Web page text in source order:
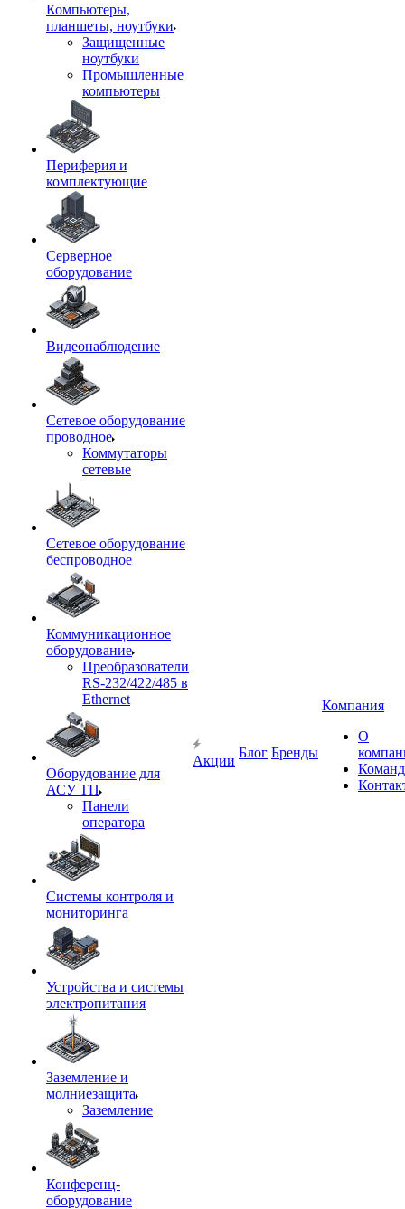
Компьютеры,
планшеты, ноутбуки
Защищенные
ноутбуки
Промышленные
компьютеры
Периферия и
комплектующие
Серверное
оборудование
Видеонаблюдение
Сетевое оборудование
проводное
Коммутаторы
сетевые
Сетевое оборудование
беспроводное
Коммуникационное
оборудование
Преобразователи
RS-232/422/485 в
Ethernet
Оборудование для
АСУ ТП
Панели
оператора
Системы контроля и
мониторинга
Устройства и системы
электропитания
Заземление и
молниезащита
Заземление
Конференц-
оборудование
Акции
Блог Бренды
Компания
О